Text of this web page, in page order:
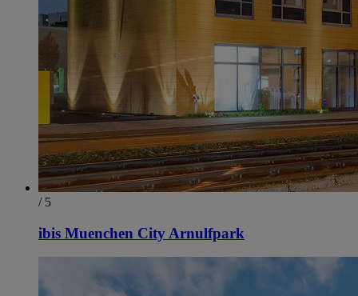
/ 5
ibis Muenchen City Arnulfpark